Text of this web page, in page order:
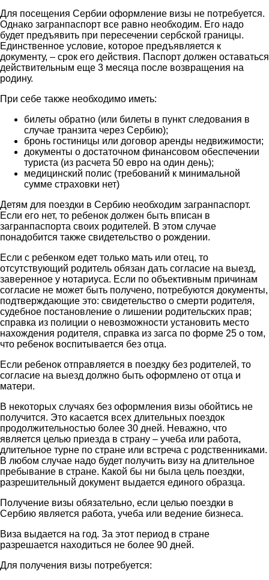
Для посещения Сербии оформление визы не потребуется.
Однако загранпаспорт все равно необходим. Его надо
будет предъявить при пересечении сербской границы.
Единственное условие, которое предъявляется к
документу, – срок его действия. Паспорт должен оставаться
действительным еще 3 месяца после возвращения на
родину.
При себе также необходимо иметь:
билеты обратно (или билеты в пункт следования в
случае транзита через Сербию);
бронь гостиницы или договор аренды недвижимости;
документы о достаточном финансовом обеспечении
туриста (из расчета 50 евро на один день);
медицинский полис (требований к минимальной
сумме страховки нет)
Детям для поездки в Сербию необходим загранпаспорт.
Если его нет, то ребенок должен быть вписан в
загранпаспорта своих родителей. В этом случае
понадобится также свидетельство о рождении.
Если с ребенком едет только мать или отец, то
отсутствующий родитель обязан дать согласие на выезд,
заверенное у нотариуса. Если по объективным причинам
согласие не может быть получено, потребуются документы,
подтверждающие это: свидетельство о смерти родителя,
судебное постановление о лишении родительских прав;
справка из полиции о невозможности установить место
нахождения родителя, справка из загса по форме 25 о том,
что ребенок воспитывается без отца.
Если ребенок отправляется в поездку без родителей, то
согласие на выезд должно быть оформлено от отца и
матери.
В некоторых случаях без оформления визы обойтись не
получится. Это касается всех длительных поездок
продолжительностью более 30 дней. Неважно, что
является целью приезда в страну – учеба или работа,
длительное турне по стране или встреча с родственниками.
В любом случае надо будет получить визу на длительное
пребывание в стране. Какой бы ни была цель поездки,
разрешительный документ выдается единого образца.
Получение визы обязательно, если целью поездки в
Сербию является работа, учеба или ведение бизнеса.
Виза выдается на год. За этот период в стране
разрешается находиться не более 90 дней.
Для получения визы потребуется: